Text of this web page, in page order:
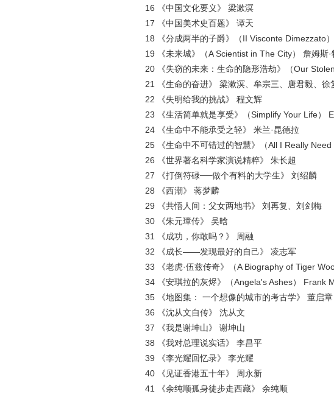
16 《中国文化要义》 梁漱溟
17 《中国美术史百题》 谭天
18 《分成两半的子爵》（II Visconte Dimezzato
19 《未来城》（A Scientist in The City） 詹姆斯·
20 《失窃的未来：生命的隐形浩劫》（Our
21 《生命的奋进》 梁漱溟、牟宗三、唐君毅、徐
22 《失明给我的挑战》 程文辉
23 《生活简单就是享受》（Simplify Your Life）
24 《生命中不能承受之轻》 米兰·昆德拉
25 《生命中不可错过的智慧》（All I Really Need
26 《世界著名科学家演说精粹》 朱长超
27 《打倒符碌──做个有料的大学生》 刘绍麟
28 《西潮》 蒋梦麟
29 《共悟人间：父女两地书》 刘再复、刘剑梅
30 《朱元璋传》 吴晗
31 《成功，你敢吗？》 周融
32 《成长——发现最好的自己》 凌志军
33 《老虎·伍兹传奇》（A Biography of Tiger
34 《安琪拉的灰烬》（Angela's Ashes） Frank
35 《地图集： 一个想像的城市的考古学》 董启章
36 《沈从文自传》 沈从文
37 《我是谢坤山》 谢坤山
38 《我对总理说实话》 李昌平
39 《李光耀回忆录》 李光耀
40 《见证香港五十年》 周永新
41 《余纯顺孤身徒步走西藏》 余纯顺